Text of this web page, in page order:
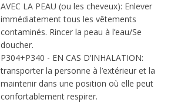
AVEC LA PEAU (ou les cheveux): Enlever
immédiatement tous les vêtements
contaminés. Rincer la peau à l’eau/Se
doucher.
P304+P340 - EN CAS D’INHALATION:
transporter la personne à l’extérieur et la
maintenir dans une position où elle peut
confortablement respirer.